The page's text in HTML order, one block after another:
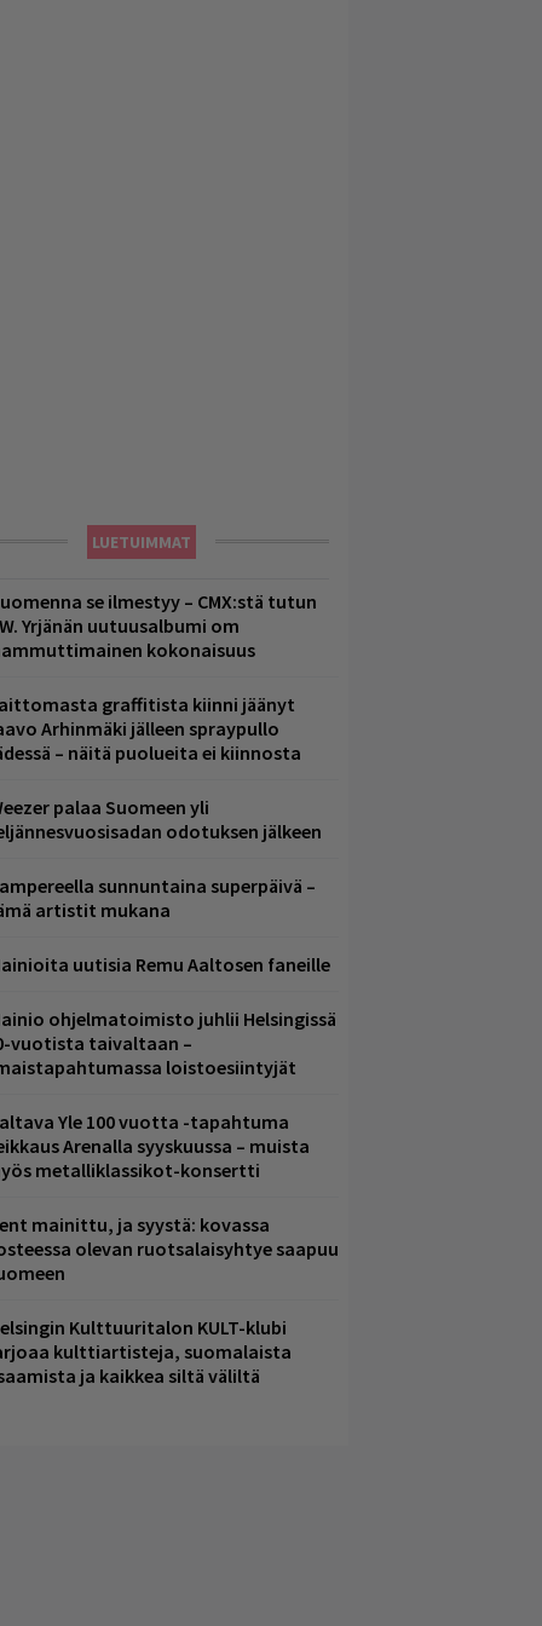
LUETUIMMAT
se ilmestyy – CMX:stä tutun
Yrjänän uutuusalbumi om
kokonaisuus
graffitista kiinni jäänyt
Arhinmäki jälleen spraypullo
– näitä puolueita ei kiinnosta
palaa Suomeen yli
odotuksen jälkeen
sunnuntaina superpäivä –
artistit mukana
uutisia Remu Aaltosen faneille
ohjelmatoimisto juhlii Helsingissä
vuotista taivaltaan –
loistoesiintyjät
Yle 100 vuotta -tapahtuma
Arenalla syyskuussa – muista
metalliklassikot-konsertti
mainittu, ja syystä: kovassa
olevan ruotsalaisyhtye saapuu
Kulttuuritalon KULT-klubi
kulttiartisteja, suomalaista
ja kaikkea siltä väliltä